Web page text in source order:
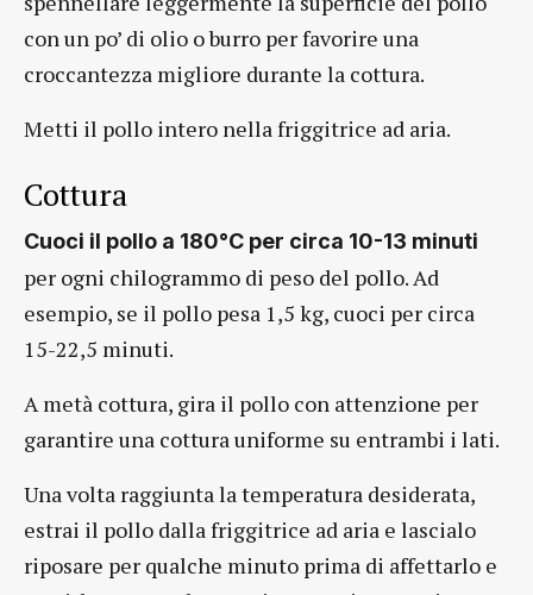
con un po’ di olio o burro per favorire una
croccantezza migliore durante la cottura.
Metti il pollo intero nella friggitrice ad aria.
Cottura
Cuoci il pollo a 180°C per circa 10-13 minuti
per ogni chilogrammo di peso del pollo. Ad
esempio, se il pollo pesa 1,5 kg, cuoci per circa
15-22,5 minuti.
A metà cottura, gira il pollo con attenzione per
garantire una cottura uniforme su entrambi i lati.
Una volta raggiunta la temperatura desiderata,
estrai il pollo dalla friggitrice ad aria e lascialo
riposare per qualche minuto prima di affettarlo e